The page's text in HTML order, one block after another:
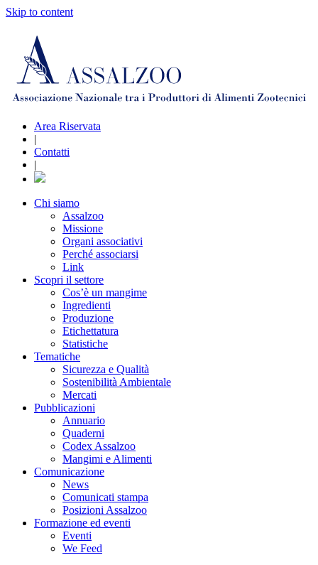
Skip to content
Area Riservata
|
Contatti
|
Chi siamo
Assalzoo
Missione
Organi associativi
Perché associarsi
Link
Scopri il settore
Cos’è un mangime
Ingredienti
Produzione
Etichettatura
Statistiche
Tematiche
Sicurezza e Qualità
Sostenibilità Ambientale
Mercati
Pubblicazioni
Annuario
Quaderni
Codex Assalzoo
Mangimi e Alimenti
Comunicazione
News
Comunicati stampa
Posizioni Assalzoo
Formazione ed eventi
Eventi
We Feed